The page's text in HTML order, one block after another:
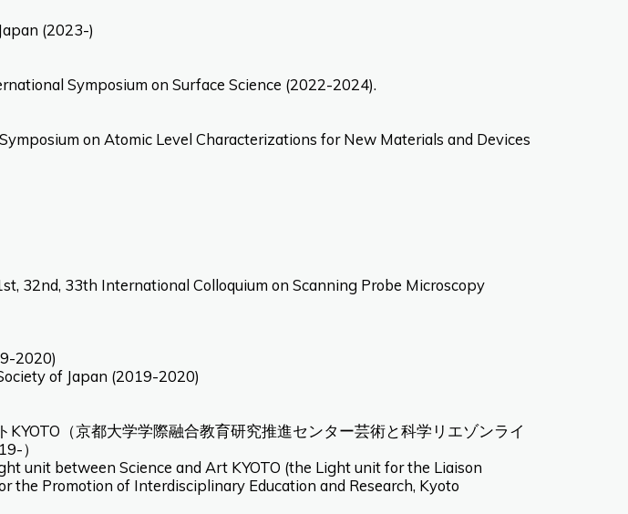
(2023-)
Symposium on Surface Science (2022-2024).
on Atomic Level Characterizations for New Materials and Devices
32nd, 33th International Colloquium on Scanning Probe Microscopy
2020)
of Japan (2019-2020)
（京都大学学際融合教育研究推進センター芸術と科学リエゾンライ
）
unit between Science and Art KYOTO (the Light unit for the Liaison
the Promotion of Interdisciplinary Education and Research, Kyoto